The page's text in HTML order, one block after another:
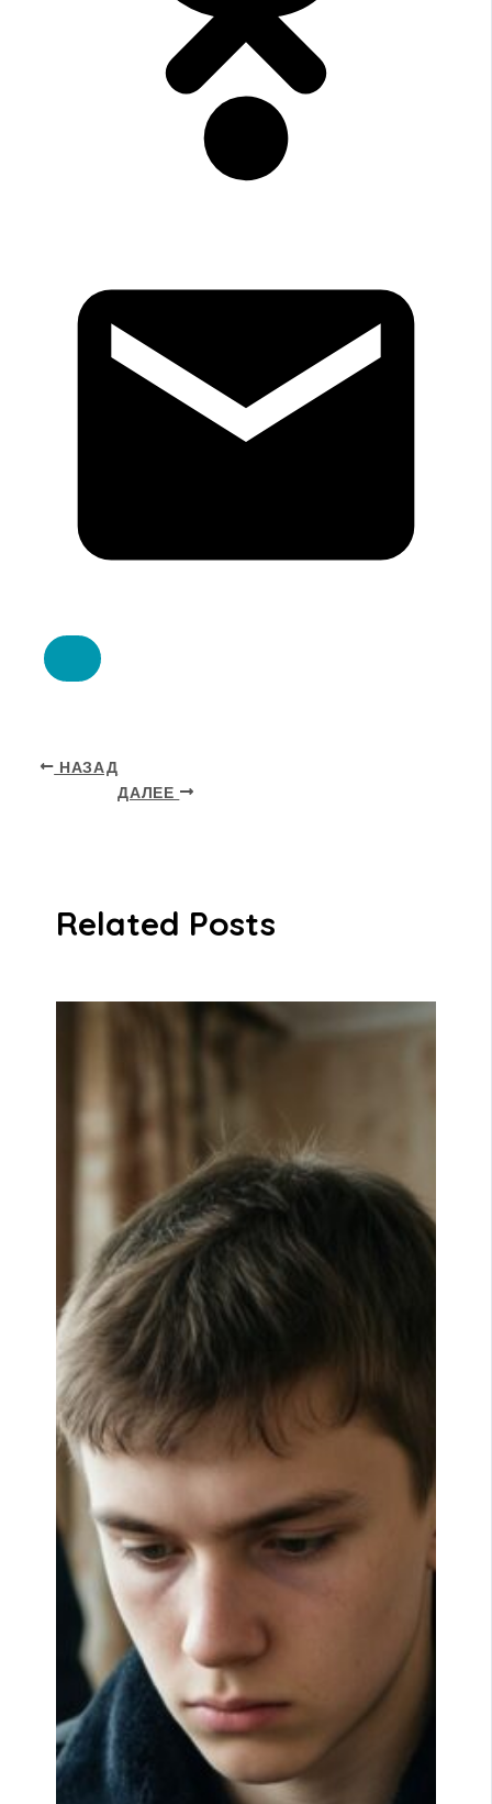
НАЗАД
ДАЛЕЕ
Related Posts